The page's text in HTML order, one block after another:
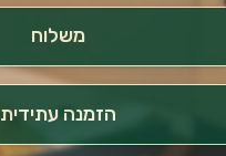
משלוח
הזמנה עתידית